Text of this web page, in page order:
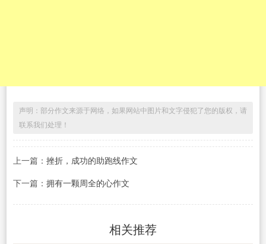
声明：部分作文来源于网络，如果网站中图片和文字侵犯了您的版权，请
联系我们处理！
上一篇： 挫折，成功的助跑线作文
下一篇： 拥有一颗周全的心作文
相关推荐